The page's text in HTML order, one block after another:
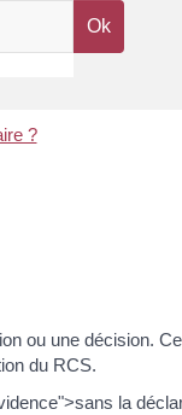
?
ou une décision.
du RCS.
la